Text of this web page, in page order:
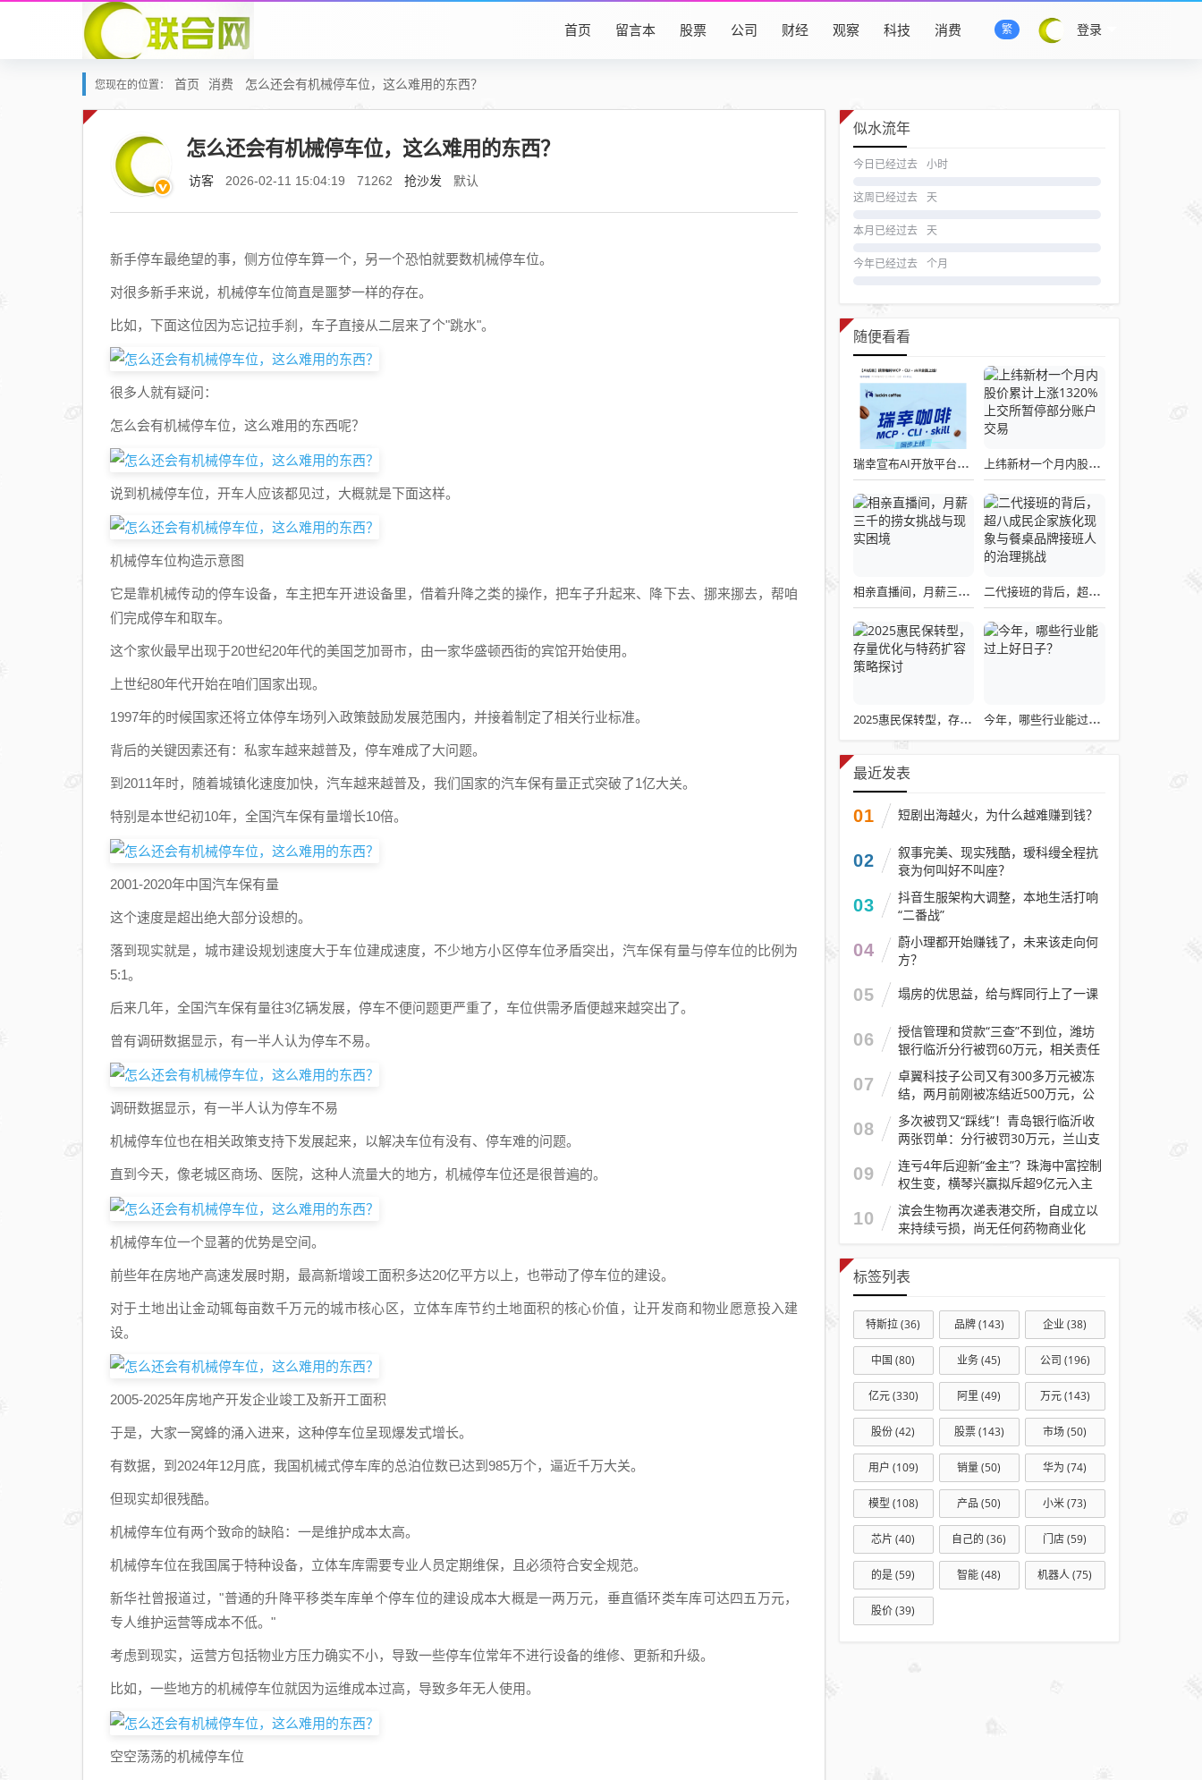
登录
繁
首页 留言本 股票 公司 财经 观察 科技 消费
您现在的位置： 首页 消费 怎么还会有机械停车位，这么难用的东西？
怎么还会有机械停车位，这么难用的东西？
访客 2026-02-11 15:04:19 71262 抢沙发 默认
新手停车最绝望的事，侧方位停车算一个，另一个恐怕就要数机械停车位。
对很多新手来说，机械停车位简直是噩梦一样的存在。
比如，下面这位因为忘记拉手刹，车子直接从二层来了个"跳水"。
很多人就有疑问：
怎么会有机械停车位，这么难用的东西呢？
说到机械停车位，开车人应该都见过，大概就是下面这样。
机械停车位构造示意图
它是靠机械传动的停车设备，车主把车开进设备里，借着升降之类的操作，把车子升起来、降下去、挪来挪去，帮咱
们完成停车和取车。
这个家伙最早出现于20世纪20年代的美国芝加哥市，由一家华盛顿西街的宾馆开始使用。
上世纪80年代开始在咱们国家出现。
1997年的时候国家还将立体停车场列入政策鼓励发展范围内，并接着制定了相关行业标准。
背后的关键因素还有：私家车越来越普及，停车难成了大问题。
到2011年时，随着城镇化速度加快，汽车越来越普及，我们国家的汽车保有量正式突破了1亿大关。
特别是本世纪初10年，全国汽车保有量增长10倍。
2001-2020年中国汽车保有量
这个速度是超出绝大部分设想的。
落到现实就是，城市建设规划速度大于车位建成速度，不少地方小区停车位矛盾突出，汽车保有量与停车位的比例为
5:1。
后来几年，全国汽车保有量往3亿辆发展，停车不便问题更严重了，车位供需矛盾便越来越突出了。
曾有调研数据显示，有一半人认为停车不易。
调研数据显示，有一半人认为停车不易
机械停车位也在相关政策支持下发展起来，以解决车位有没有、停车难的问题。
直到今天，像老城区商场、医院，这种人流量大的地方，机械停车位还是很普遍的。
机械停车位一个显著的优势是空间。
前些年在房地产高速发展时期，最高新增竣工面积多达20亿平方以上，也带动了停车位的建设。
对于土地出让金动辄每亩数千万元的城市核心区，立体车库节约土地面积的核心价值，让开发商和物业愿意投入建
设。
2005-2025年房地产开发企业竣工及新开工面积
于是，大家一窝蜂的涌入进来，这种停车位呈现爆发式增长。
有数据，到2024年12月底，我国机械式停车库的总泊位数已达到985万个，逼近千万大关。
但现实却很残酷。
机械停车位有两个致命的缺陷：一是维护成本太高。
机械停车位在我国属于特种设备，立体车库需要专业人员定期维保，且必须符合安全规范。
新华社曾报道过，"普通的升降平移类车库单个停车位的建设成本大概是一两万元，垂直循环类车库可达四五万元，
专人维护运营等成本不低。"
考虑到现实，运营方包括物业方压力确实不小，导致一些停车位常年不进行设备的维修、更新和升级。
比如，一些地方的机械停车位就因为运维成本过高，导致多年无人使用。
空空荡荡的机械停车位
似水流年
今日已经过去 小时
这周已经过去 天
本月已经过去 天
今年已经过去 个月
随便看看
瑞幸宣布AI开放平台正式上线，我们点了一杯试了试 上纬新材一个月内股价累计上涨1320% 上交所暂停部分账户交易
相亲直播间，月薪三千的捞女挑战与现实困境 二代接班的背后，超八成民企家族化现象与餐桌品牌接班人的治理挑战
2025惠民保转型，存量优化与特药扩容策略探讨 今年，哪些行业能过上好日子？
最近发表
01 短剧出海越火，为什么越难赚到钱？
02
叙事完美、现实残酷，瑷科缦全程抗
衰为何叫好不叫座？
03
抖音生服架构大调整，本地生活打响
“二番战”
04
蔚小理都开始赚钱了，未来该走向何
方？
05 塌房的优思益，给与辉同行上了一课
06
授信管理和贷款“三查”不到位，潍坊
银行临沂分行被罚60万元，相关责任
人被警告
07
卓翼科技子公司又有300多万元被冻
结，两月前刚被冻结近500万元，公
司去年预计亏损至少2.1亿元
08
多次被罚又“踩线”！青岛银行临沂收
两张罚单：分行被罚30万元，兰山支
行被罚30万元
09
连亏4年后迎新“金主”？珠海中富控制
权生变，横琴兴赢拟斥超9亿元入主
10
滨会生物再次递表港交所，自成立以
来持续亏损，尚无任何药物商业化
标签列表
特斯拉(36) 品牌(143) 企业(38)
中国 (80) 业务(45) 公司 (196)
亿元(330) 阿里 (49) 万元(143)
股份(42) 股票(143) 市场(50)
用户 (109) 销量(50) 华为 (74)
模型 (108) 产品 (50) 小米(73)
芯片 (40) 自己的 (36) 门店(59)
的是(59) 智能(48) 机器人(75)
股价(39)